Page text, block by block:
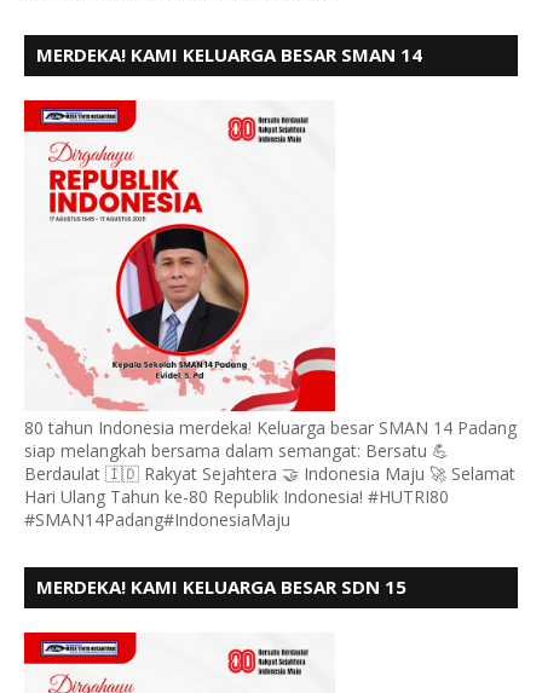
MERDEKA! KAMI KELUARGA BESAR SMAN 14
80 tahun Indonesia merdeka! Keluarga besar SMAN 14 Padang
siap melangkah bersama dalam semangat: Bersatu 💪
Berdaulat 🇮🇩 Rakyat Sejahtera 🤝 Indonesia Maju 🚀 Selamat
Hari Ulang Tahun ke-80 Republik Indonesia! #HUTRI80
#SMAN14Padang#IndonesiaMaju
MERDEKA! KAMI KELUARGA BESAR SDN 15